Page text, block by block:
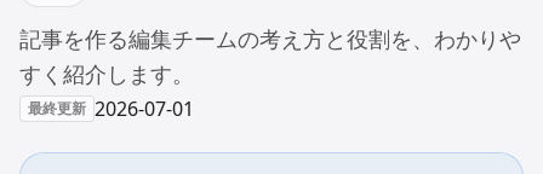
記事を作る編集チームの考え方と役割を、わかりや
すく紹介します。
最終更新 2026-07-01